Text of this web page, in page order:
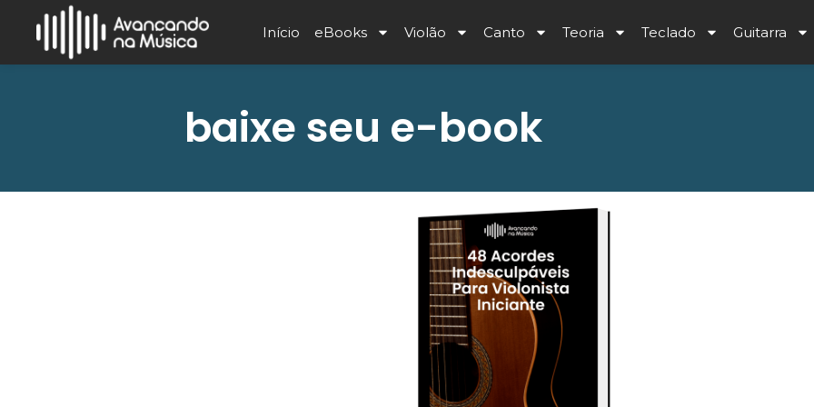
Início eBooks Violão Canto Teoria Teclado Guitarra
baixe seu e-book